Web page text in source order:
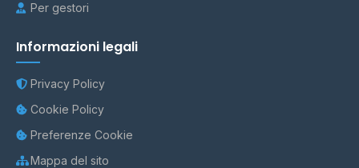
Per gestori
Informazioni legali
Privacy Policy
Cookie Policy
Preferenze Cookie
Mappa del sito